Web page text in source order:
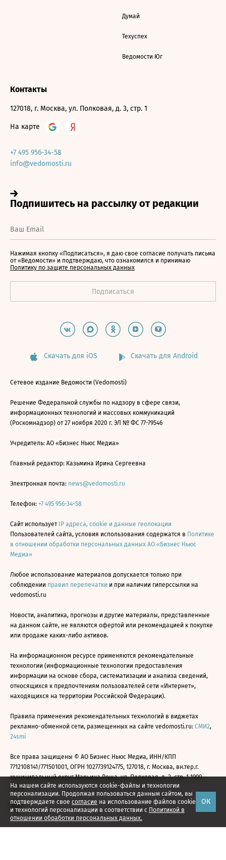
На нашем сайте используются cookie-файлы и технологии
персонализации. Продолжая пользоваться данным сайтом, вы
подтверждаете свое согласие на использование файлов cookie
и технологий персонализации в соответствии с Политикой в
отношении обработки персональных данных.
ОК
Думай
Техуспех
Ведомости Юг
Контакты
127018, г. Москва, ул. Полковая, д. 3, стр. 1
На карте
+7 495 956-34-58
info@vedomosti.ru
Нажимая кнопку «Подписаться», я даю свое согласие получать письма
от «Ведомости» и подтверждаю, что ознакомился и принимаю
Политику по защите персональных данных
Скачать для iOS Скачать для Android
Сетевое издание Ведомости (Vedomosti)
Решение Федеральной службы по надзору в сфере связи,
информационных технологий и массовых коммуникаций
(Роскомнадзор) от 27 ноября 2020 г. ЭЛ № ФС 77-79546
Учредитель: АО «Бизнес Ньюс Медиа»
Главный редактор: Казьмина Ирина Сергеевна
Электронная почта: news@vedomosti.ru
Телефон: +7 495 956-34-58
Сайт использует IP адреса, cookie и данные геолокации
Пользователей сайта, условия использования содержатся в Политике
в отношении обработки персональных данных АО «Бизнес Ньюс
Медиа»
Любое использование материалов допускается только при
соблюдении правил перепечатки и при наличии гиперссылки на
vedomosti.ru
Новости, аналитика, прогнозы и другие материалы, представленные
на данном сайте, не являются офертой или рекомендацией к покупке
или продаже каких-либо активов.
На информационном ресурсе применяются рекомендательные
технологии (информационные технологии предоставления
информации на основе сбора, систематизации и анализа сведений,
относящихся к предпочтениям пользователей сети «Интернет»,
находящихся на территории Российской Федерации).
Правила применения рекомендательных технологий в виджетах
рекламно-обменной сети, размещенных на сайте vedomosti.ru: СМИ2,
24smi
Все права защищены © АО Бизнес Ньюс Медиа, ИНН/КПП
7712108141/771501001, ОГРН 1027739124775, 127018, г. Москва, вн.тер.г.
муниципальный округ Марьина Роща, ул. Полковая, д. 3, стр. 1 1999—
2026